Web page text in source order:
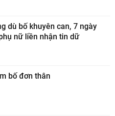
dù bố khuyên can, 7 ngày
nữ liền nhận tin dữ
bố đơn thân